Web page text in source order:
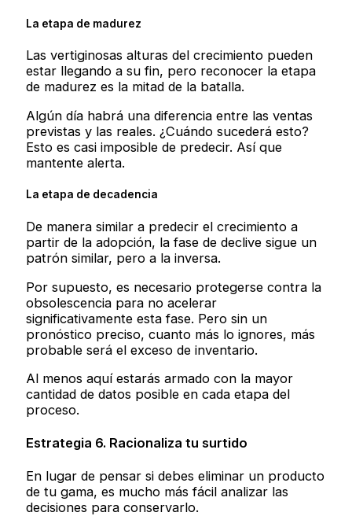
La etapa de madurez
Las vertiginosas alturas del crecimiento pueden
estar llegando a su fin, pero reconocer la etapa
de madurez es la mitad de la batalla.
Algún día habrá una diferencia entre las ventas
previstas y las reales. ¿Cuándo sucederá esto?
Esto es casi imposible de predecir. Así que
mantente alerta.
La etapa de decadencia
De manera similar a predecir el crecimiento a
partir de la adopción, la fase de declive sigue un
patrón similar, pero a la inversa.
Por supuesto, es necesario protegerse contra la
obsolescencia para no acelerar
significativamente esta fase. Pero sin un
pronóstico preciso, cuanto más lo ignores, más
probable será el exceso de inventario.
Al menos aquí estarás armado con la mayor
cantidad de datos posible en cada etapa del
proceso.
Estrategia 6. Racionaliza tu surtido
En lugar de pensar si debes eliminar un producto
de tu gama, es mucho más fácil analizar las
decisiones para conservarlo.